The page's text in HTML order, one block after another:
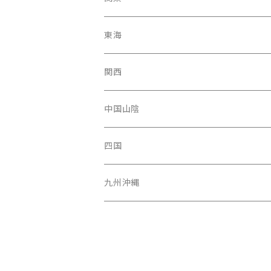
福島県
青森県
秋田県
山形県
富山駅
新潟県
長野県
福井県
東京都
神奈川県
千葉県
埼玉県
茨城県
東海
愛知県
静岡県
三重県
岐阜県
関西
大阪府
京都府
兵庫県
中国山陰
広島県
岡山県
四国
高知県
九州沖縄